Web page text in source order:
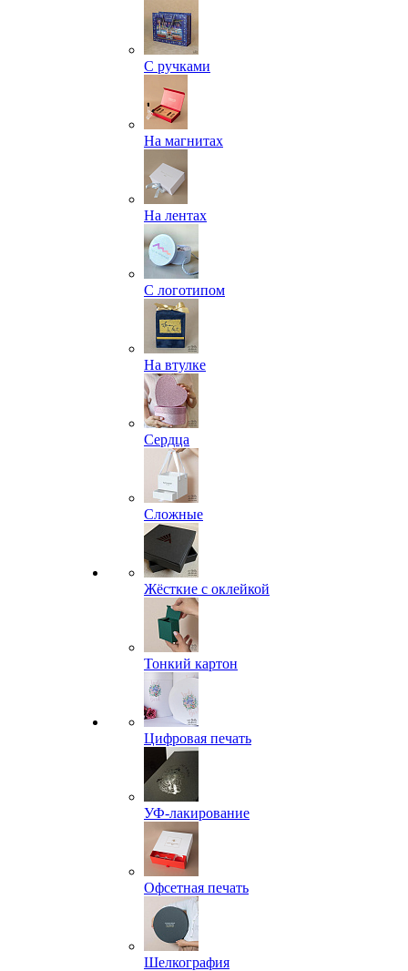
С ручками
На магнитах
На лентах
С логотипом
На втулке
Сердца
Сложные
Жёсткие с оклейкой
Тонкий картон
Цифровая печать
УФ-лакирование
Офсетная печать
Шелкография